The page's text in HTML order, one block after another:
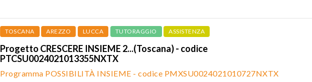
TOSCANA AREZZO LUCCA TUTORAGGIO ASSISTENZA
Progetto CRESCERE INSIEME 2...(Toscana) - codice
PTCSU0024021013355NXTX
Programma POSSIBILITÀ INSIEME - codice PMXSU0024021010727NXTX